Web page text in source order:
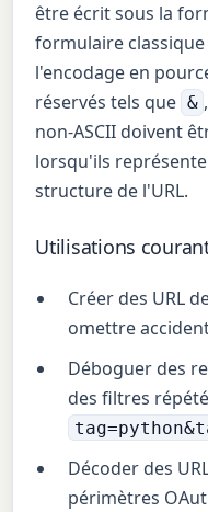
être écrit sous la
formulaire
l'encodage en
réservés tels que & ,
non-ASCII doivent
lorsqu'ils
structure de l'URL.
Utilisations
Créer des URL
omettre
Déboguer des
des filtres
Décoder des
périmètres